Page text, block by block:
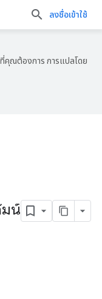
ลงชื่อเข้าใช้
ที่คุณต้องการ การแปลโดย
น์